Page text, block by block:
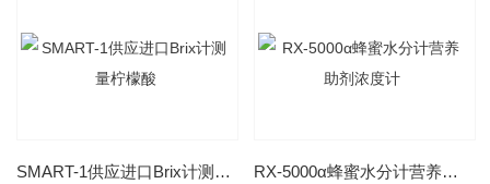
SMART-1供应进口Brix计测量柠檬酸 RX-5000α蜂蜜水分计营养助剂浓度计